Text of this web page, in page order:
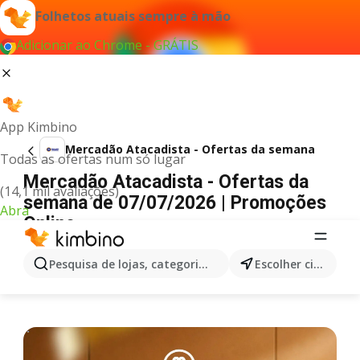
Folhetos atuais sempre à mão
Adicionar ao Chrome - GRÁTIS
App Kimbino
Todas as ofertas num só lugar
(14,1 mil avaliações)
Abra
Pesquisa de lojas, categorias,produtos... Escolher cidade
Mercadão Atacadista - Ofertas da semana
Mercadão Atacadista - Ofertas da
semana de 07/07/2026 | Promoções
Online